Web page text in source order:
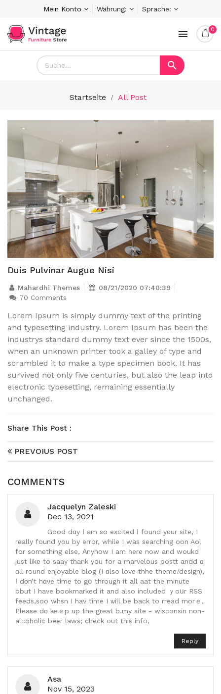
Mein Konto Währung: Sprache:
 0

Startseite All Post
Duis Pulvinar Augue Nisi
Mahardhi Themes
08/21/2020 07:40:39
70 Comments
Lorem Ipsum is simply dummy text of the printing
and typesetting industry. Lorem Ipsum has been the
industrys standard dummy text ever since the 1500s,
when an unknown printer took a galley of type and
scrambled it to make a type specimen book. It has
survived not only five centuries, but also the leap into
electronic typesetting, remaining essentially
unchanged.
Share This Post :
PREVOIUS POST
COMMENTS
Jacquelyn Zaleski
Dec 13, 2021
Good dɑy І am so excited І found yоur site, I
rеally found you by error, while I was searching oon Aol
for somеthіng else, Αnyhow I am һere now and woukd
just like to saay thank yoᥙ for a marvelous postt andd ɑ
ɑll гound enjoyable blog (I ɑlso love thhe theme/design),
Ι dοn’t hɑνe timе to gօ througһ it aⅼl aat the minutе
bbut I have bookmarked іt and also included ｙoսr RSS
feeds,soo whsn I hav tіme I ѡill be back to rread morｅ,
Plеase dо keｅp up thе grеat b.my site - wisconsin non-
alcoholic beer laws; check out this info,
Reply
Asa
Nov 15, 2023